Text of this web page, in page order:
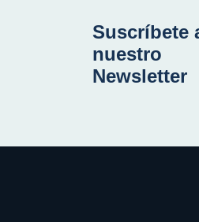
Suscríbete
nuestro
Newsletter